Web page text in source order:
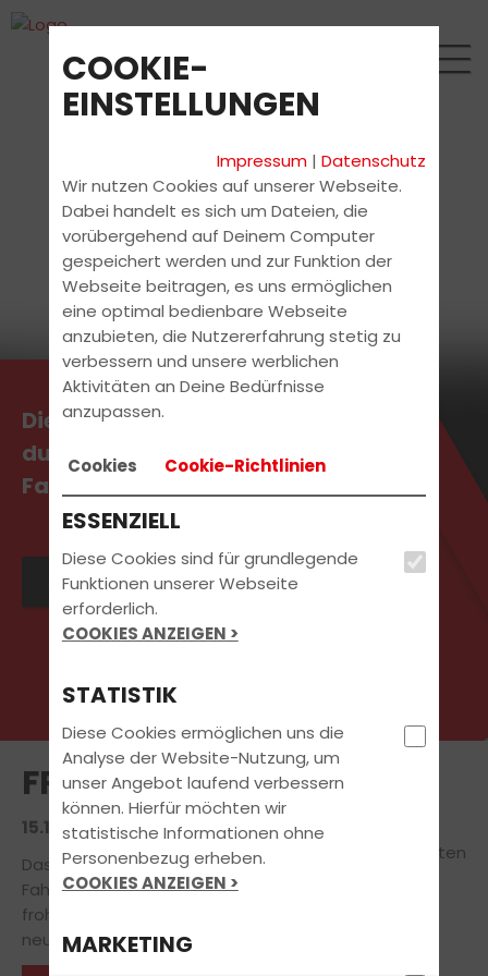
Die aktuellsten News erhältst
du direkt bei uns in der
Fahrschule.
Jetzt Kontakt aufnehmen
FROHE WEIHNACHTEN
15.12.2025 | FAHRSCHUL-NEWS
Das Team von Charlys
Fahrschule wünscht allen
frohe Weihnachten und einen guten Rutsch in das
neue Jahr
COOKIE-
EINSTELLUNGEN
Impressum |Datenschutz
Wir nutzen Cookies auf unserer Webseite.
Dabei handelt es sich um Dateien, die
vorübergehend auf Deinem Computer
gespeichert werden und zur Funktion der
Webseite beitragen, es uns ermöglichen
eine optimal bedienbare Webseite
anzubieten, die Nutzererfahrung stetig zu
verbessern und unsere werblichen
Aktivitäten an Deine Bedürfnisse
anzupassen.
Cookies Cookie-Richtlinien
ESSENZIELL
Diese Cookies sind für grundlegende
Funktionen unserer Webseite
erforderlich.
COOKIES ANZEIGEN >
STATISTIK
Diese Cookies ermöglichen uns die
Analyse der Website-Nutzung, um
unser Angebot laufend verbessern
können. Hierfür möchten wir
statistische Informationen ohne
Personenbezug erheben.
COOKIES ANZEIGEN >
MARKETING